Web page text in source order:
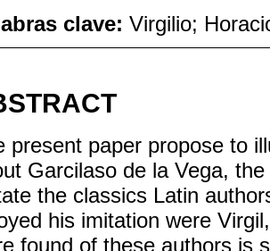
clave: Virgilio;
present paper propose to
Garcilaso de la Vega,
the classics Latin
his imitation were
found of these authors is